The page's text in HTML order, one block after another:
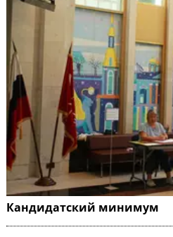
Кандидатский минимум